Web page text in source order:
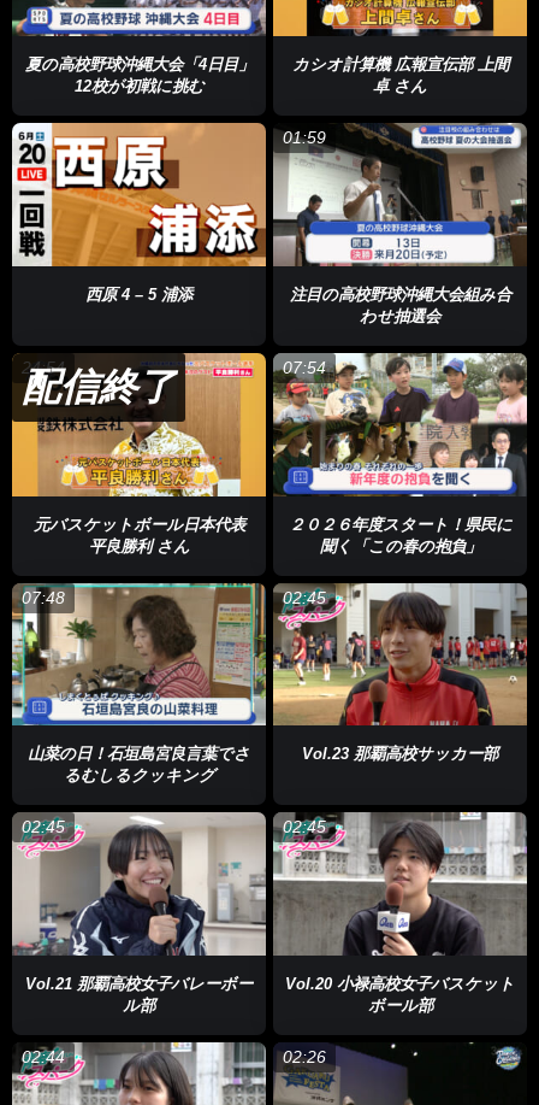
夏の高校野球沖縄大会「4日目」
12校が初戦に挑む
カシオ計算機 広報宣伝部 上間
卓 さん
西原 4 – 5 浦添
01:59
注目の高校野球沖縄大会組み合
わせ抽選会
24:54
配信終了
元バスケットボール日本代表
平良勝利 さん
07:54
２０２６年度スタート！県民に
聞く「この春の抱負」
07:48
山菜の日！石垣島宮良言葉でさ
るむしるクッキング
02:45
Vol.23 那覇高校サッカー部
02:45
Vol.21 那覇高校女子バレーボー
ル部
02:45
Vol.20 小禄高校女子バスケット
ボール部
02:44 02:26